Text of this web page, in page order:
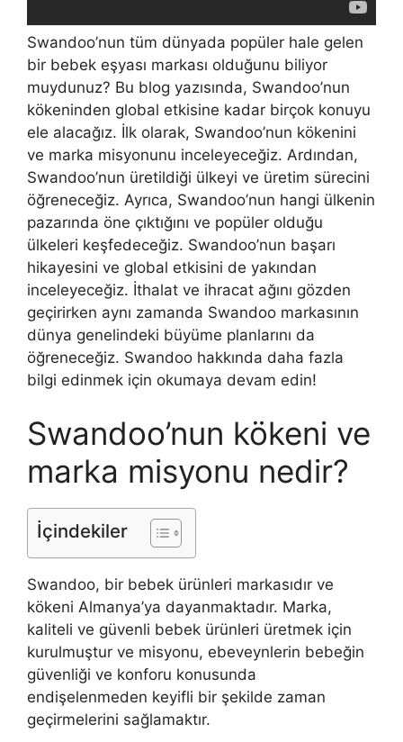
Swandoo’nun tüm dünyada popüler hale gelen
bir bebek eşyası markası olduğunu biliyor
muydunuz? Bu blog yazısında, Swandoo’nun
kökeninden global etkisine kadar birçok konuyu
ele alacağız. İlk olarak, Swandoo’nun kökenini
ve marka misyonunu inceleyeceğiz. Ardından,
Swandoo’nun üretildiği ülkeyi ve üretim sürecini
öğreneceğiz. Ayrıca, Swandoo’nun hangi ülkenin
pazarında öne çıktığını ve popüler olduğu
ülkeleri keşfedeceğiz. Swandoo’nun başarı
hikayesini ve global etkisini de yakından
inceleyeceğiz. İthalat ve ihracat ağını gözden
geçirirken aynı zamanda Swandoo markasının
dünya genelindeki büyüme planlarını da
öğreneceğiz. Swandoo hakkında daha fazla
bilgi edinmek için okumaya devam edin!
Swandoo’nun kökeni ve
marka misyonu nedir?
İçindekiler
Swandoo, bir bebek ürünleri markasıdır ve
kökeni Almanya’ya dayanmaktadır. Marka,
kaliteli ve güvenli bebek ürünleri üretmek için
kurulmuştur ve misyonu, ebeveynlerin bebeğin
güvenliği ve konforu konusunda
endişelenmeden keyifli bir şekilde zaman
geçirmelerini sağlamaktır.